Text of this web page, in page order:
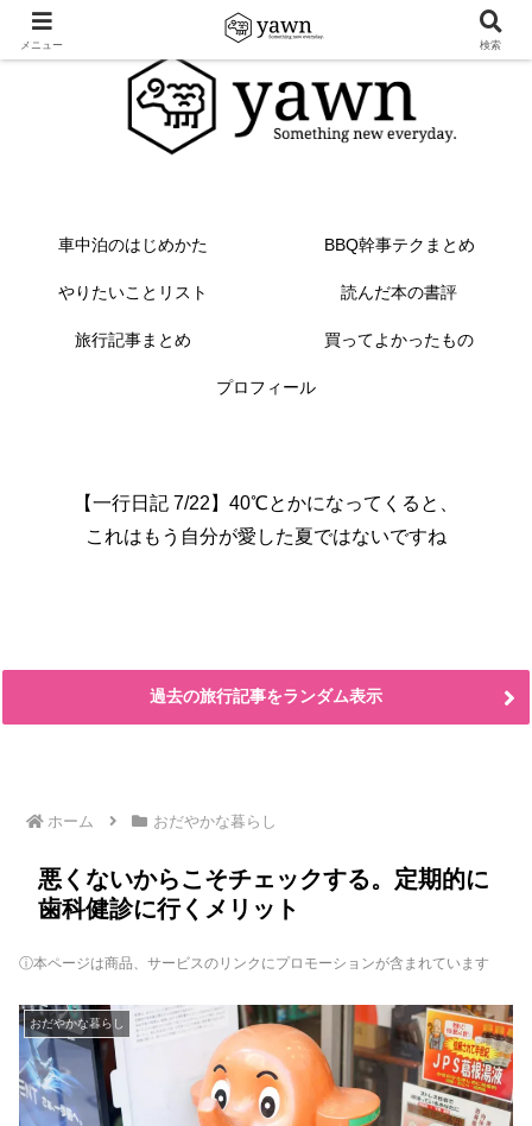
車中泊のはじめかた BBQ幹事テクまとめ
やりたいことリスト 読んだ本の書評
旅行記事まとめ 買ってよかったもの
プロフィール
【一行日記 7/22】40℃とかになってくると、
これはもう自分が愛した夏ではないですね
過去の旅行記事をランダム表示
ホーム おだやかな暮らし
悪くないからこそチェックする。定期的に
歯科健診に行くメリット
ⓘ本ページは商品、サービスのリンクにプロモーションが含まれています
おだやかな暮らし
メニュー 検索